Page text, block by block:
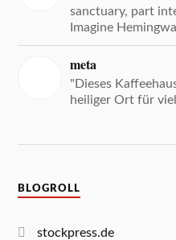
sanctuary, part
Imagine
meta
"Dieses
heiliger Ort für
BLOGROLL
stockpress.de